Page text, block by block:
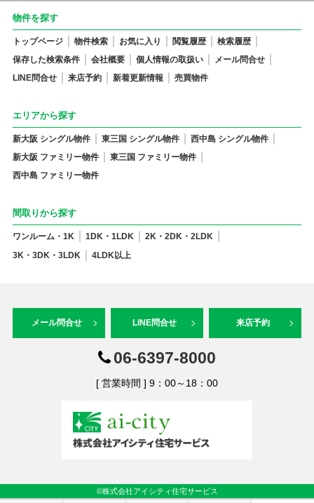
物件を探す
トップページ 物件検索 お気に入り 閲覧履歴
検索履歴
保存した検索条件
会社概要 個人情報の取扱い
メール問合せ
LINE問合せ
来店予約 新着更新情報 売買物件
エリアから探す
新大阪 シングル物件 東三国 シングル物件
西中島 シングル物件
新大阪 ファミリー物件
東三国 ファミリー物件
西中島 ファミリー物件
間取りから探す
ワンルーム・1K 1DK・1LDK
2K・2DK・2LDK
3K・3DK・3LDK
4LDK以上
メール問合せ LINE問合せ 来店予約
06-6397-8000
[ 営業時間 ] 9：00～18：00
©株式会社アイシティ住宅サービス